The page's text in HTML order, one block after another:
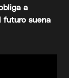
a
futuro suena